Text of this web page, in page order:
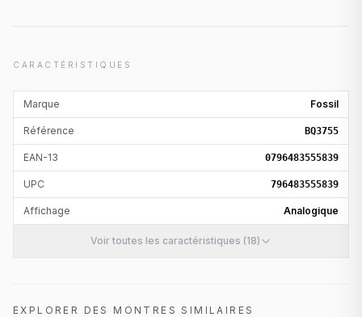
CARACTÉRISTIQUES
Marque Fossil
Référence BQ3755
EAN-13 0796483555839
UPC 796483555839
Affichage Analogique
Voir toutes les caractéristiques (18)
EXPLORER DES MONTRES SIMILAIRES